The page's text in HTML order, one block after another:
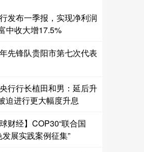
发布一季报，实现净利润
中收大增17.5%
先锋队贵阳市第七次代表
行行长植田和男：延后升
迫进行更大幅度升息
财经】COP30“联合国
发展实践案例征集”